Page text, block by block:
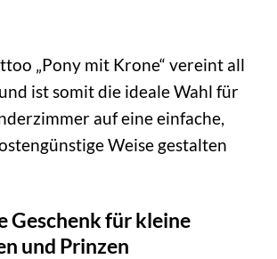
„Pony mit Krone“ vereint all
ist somit die ideale Wahl für
auf eine einfache,
Weise gestalten
Geschenk für kleine
und Prinzen